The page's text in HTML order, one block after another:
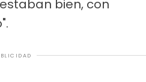
bien, con